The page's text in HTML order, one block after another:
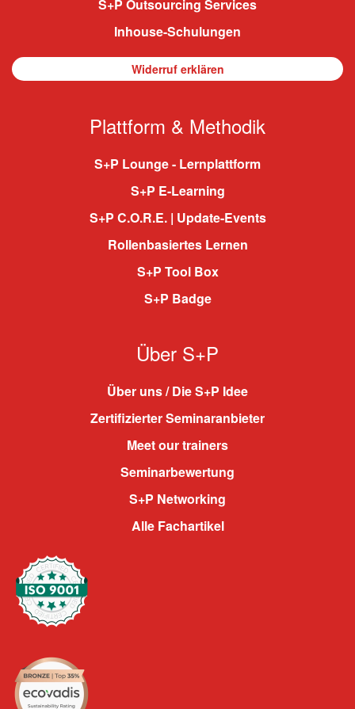
S+P Outsourcing Services
Inhouse-Schulungen
Widerruf erklären
Plattform & Methodik
S+P Lounge - Lernplattform
S+P E-Learning
S+P C.O.R.E. | Update-Events
Rollenbasiertes Lernen
S+P Tool Box
S+P Badge
Über S+P
Über uns / Die S+P Idee
Zertifizierter Seminaranbieter
Meet our trainers
Seminarbewertung
S+P Networking
Alle Fachartikel